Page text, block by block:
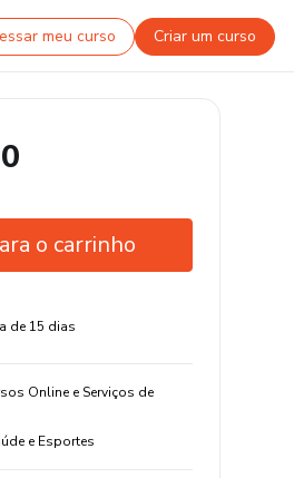
meu curso Criar um curso
o carrinho
de 15 dias
Online e Serviços de
e Esportes